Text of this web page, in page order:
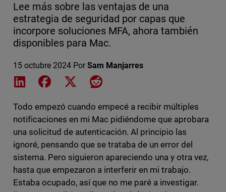
Lee más sobre las ventajas de una
estrategia de seguridad por capas que
incorpore soluciones MFA, ahora también
disponibles para Mac.
15 octubre 2024 Por Sam Manjarres
Share on LinkedIn
Share on Facebook
Share on XShare on Reddit
Todo empezó cuando empecé a recibir múltiples
notificaciones en mi Mac pidiéndome que aprobara
una solicitud de autenticación. Al principio las
ignoré, pensando que se trataba de un error del
sistema. Pero siguieron apareciendo una y otra vez,
hasta que empezaron a interferir en mi trabajo.
Estaba ocupado, así que no me paré a investigar.